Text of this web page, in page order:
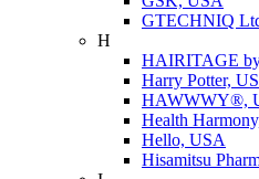
GTECHNIQ
H
HAIRITAGE
Harry Potter,
HAWWWY®,
Health
Hello, USA
Hisamitsu